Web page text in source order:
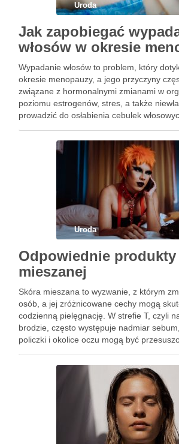
Uroda
Jak zapobiegać
włosów w okresie
Wypadanie włosów to problem, który
okresie menopauzy, a jego przyczyny
związane z hormonalnymi zmianami w
poziomu estrogenów, stres, a także
prowadzić do osłabienia cebulek
Uroda
Odpowiednie
mieszanej
Skóra mieszana to wyzwanie, z którym
osób, a jej zróżnicowane cechy mogą
codzienną pielęgnację. W strefie T, czyli
brodzie, często występuje nadmiar
policzki i okolice oczu mogą być